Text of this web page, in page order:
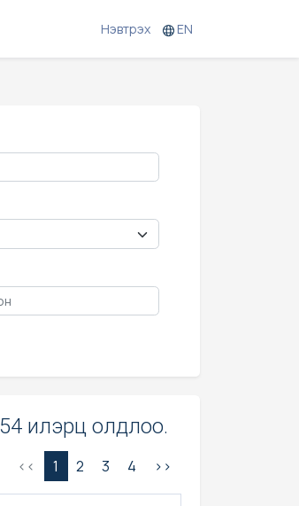
Нэвтрэх EN
54 илэрц олдлоо.
<< 1 2 3 4 >>